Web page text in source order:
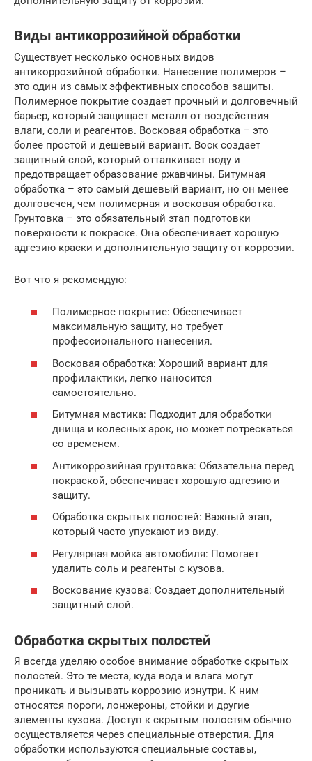
Виды антикоррозийной обработки
Существует несколько основных видов
антикоррозийной обработки. Нанесение полимеров –
это один из самых эффективных способов защиты.
Полимерное покрытие создает прочный и долговечный
барьер, который защищает металл от воздействия
влаги, соли и реагентов. Восковая обработка – это
более простой и дешевый вариант. Воск создает
защитный слой, который отталкивает воду и
предотвращает образование ржавчины. Битумная
обработка – это самый дешевый вариант, но он менее
долговечен, чем полимерная и восковая обработка.
Грунтовка – это обязательный этап подготовки
поверхности к покраске. Она обеспечивает хорошую
адгезию краски и дополнительную защиту от коррозии.
Вот что я рекомендую:
Полимерное покрытие: Обеспечивает
максимальную защиту, но требует
профессионального нанесения.
Восковая обработка: Хороший вариант для
профилактики, легко наносится
самостоятельно.
Битумная мастика: Подходит для обработки
днища и колесных арок, но может потрескаться
со временем.
Антикоррозийная грунтовка: Обязательна перед
покраской, обеспечивает хорошую адгезию и
защиту.
Обработка скрытых полостей: Важный этап,
который часто упускают из виду.
Регулярная мойка автомобиля: Помогает
удалить соль и реагенты с кузова.
Воскование кузова: Создает дополнительный
защитный слой.
Обработка скрытых полостей
Я всегда уделяю особое внимание обработке скрытых
полостей. Это те места, куда вода и влага могут
проникать и вызывать коррозию изнутри. К ним
относятся пороги, лонжероны, стойки и другие
элементы кузова. Доступ к скрытым полостям обычно
осуществляется через специальные отверстия. Для
обработки используются специальные составы,